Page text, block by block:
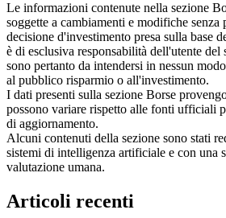
Le informazioni contenute nella sezione
soggette a cambiamenti e modifiche senza
decisione d'investimento presa sulla base
è di esclusiva responsabilità dell'utente
sono pertanto da intendersi in nessun
al pubblico risparmio o all'investimento.
I dati presenti sulla sezione Borse
possono variare rispetto alle fonti ufficiali
di aggiornamento.
Alcuni contenuti della sezione sono stati
sistemi di intelligenza artificiale e con una
valutazione umana.
Articoli recenti